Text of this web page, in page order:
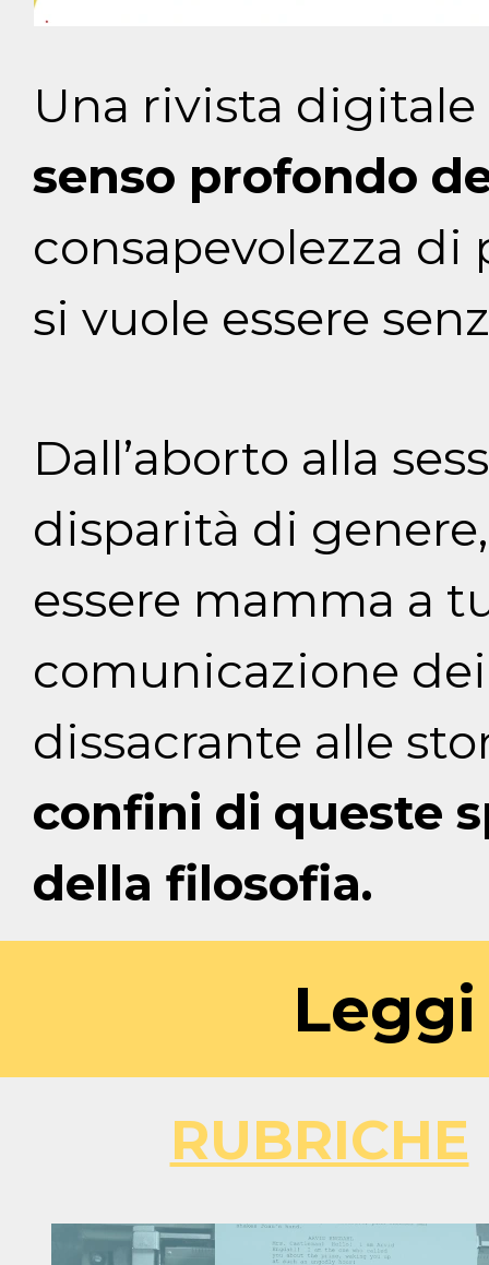
Una rivista
senso profondo
consapevolezza
si vuole essere
Dall’aborto alla
disparità di
essere mamma a
comunicazione
dissacrante alle
confini di queste
della filosofia.
RUBRICHE